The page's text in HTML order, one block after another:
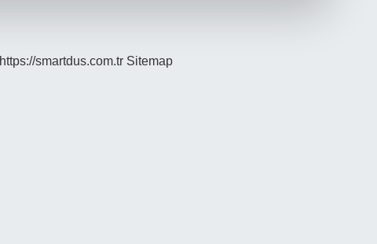
https://smartdus.com.tr Sitemap